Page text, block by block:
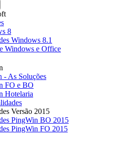
8
Windows 8.1
Windows e Office
- As Soluções
FO e BO
Hotelaria
Versão 2015
PingWin BO 2015
PingWin FO 2015